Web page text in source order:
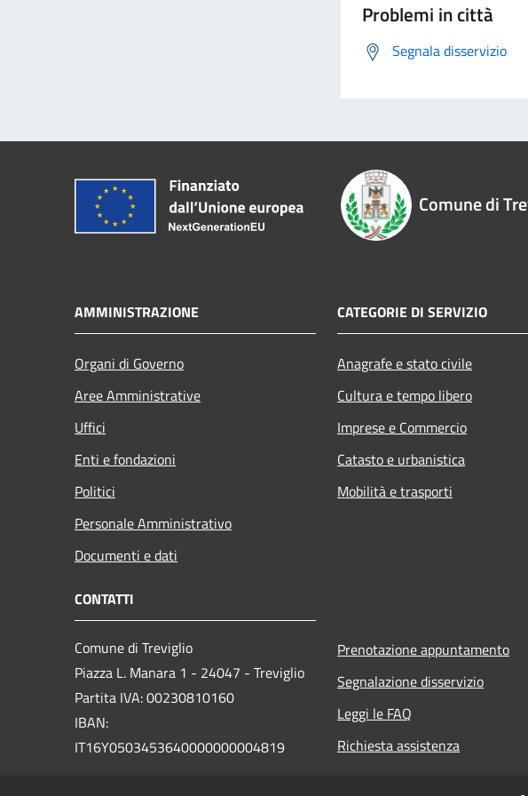
Problemi in città
Segnala disservizio
Comune di
AMMINISTRAZIONE
Organi di Governo
Aree Amministrative
Uffici
Enti e fondazioni
Politici
Personale Amministrativo
Documenti e dati
CATEGORIE DI SERVIZIO
Anagrafe e stato civile
Cultura e tempo libero
Imprese e Commercio
Catasto e urbanistica
Mobilità e trasporti
CONTATTI
Comune di Treviglio
Piazza L. Manara 1 - 24047 - Treviglio
Partita IVA: 00230810160
IBAN:
IT16Y0503453640000000004819
Prenotazione appuntamento
Segnalazione disservizio
Leggi le FAQ
Richiesta assistenza